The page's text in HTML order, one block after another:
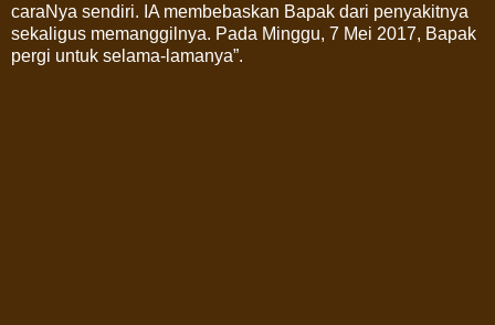
caraNya sendiri. IA membebaskan Bapak dari penyakitnya
sekaligus memanggilnya. Pada Minggu, 7 Mei 2017, Bapak
pergi untuk selama-lamanya”.